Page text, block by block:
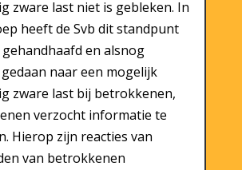
zware last niet is gebleken. In
heeft de Svb dit standpunt
en alsnog
naar een mogelijk
zware last bij betrokkenen,
verzocht informatie te
Hierop zijn reacties van
van betrokkenen